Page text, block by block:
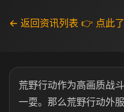
← 返回资讯列表 👉 点此
荒野行动作为高画质战
一耍。那么荒野行动外